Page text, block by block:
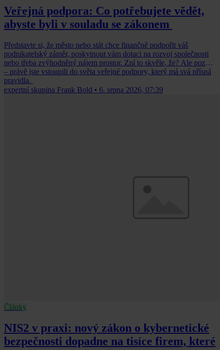
Veřejná podpora: Co potřebujete vědět,
abyste byli v souladu se zákonem
Představte si, že město nebo stát chce finančně podpořit váš
podnikatelský záměr, poskytnout vám dotaci na rozvoj společnosti
nebo třeba zvýhodněný nájem prostor. Zní to skvěle, že? Ale pozor
– právě jste vstoupili do světa veřejné podpory, který má svá přísná
pravidla.
expertní skupina Frank Bold • 6. srpna 2026, 07:39
Články
NIS2 v praxi: nový zákon o kybernetické
bezpečnosti dopadne na tisíce firem, které